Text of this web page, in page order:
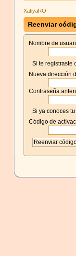
XatiyaRO
Reenviar
Nombre de
Si te registraste
Nueva dirección
Contraseña
Si ya conoces
Código de